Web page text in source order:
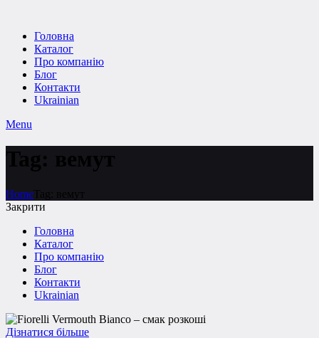
Головна
Каталог
Про компанію
Блог
Контакти
Ukrainian
Menu
Tag: вемут
Home Tag: вемут
Закрити
Головна
Каталог
Про компанію
Блог
Контакти
Ukrainian
Дізнатися більше